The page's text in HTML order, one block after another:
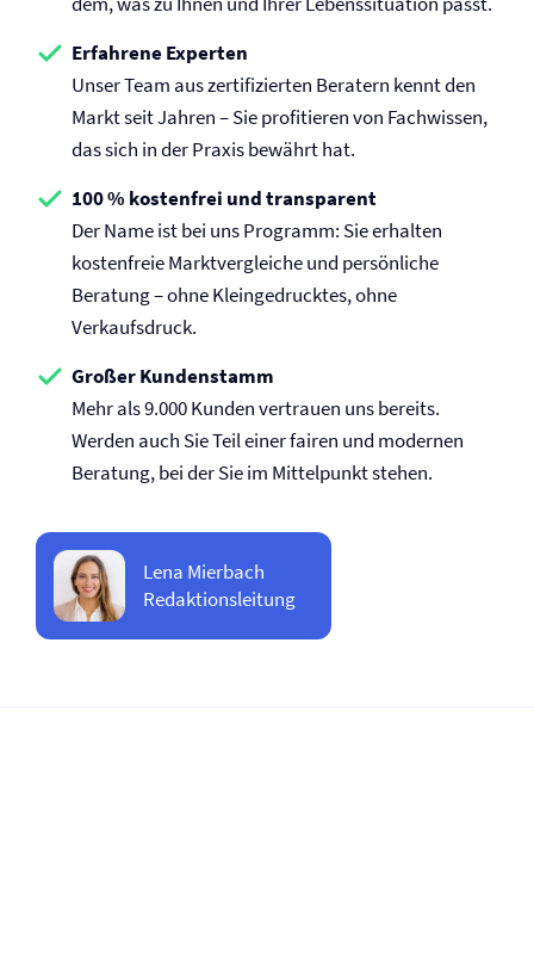
Erfahrene Experten
Unser Team aus zertifizierten Beratern kennt den
Markt seit Jahren – Sie profitieren von Fachwissen,
das sich in der Praxis bewährt hat.
100 % kostenfrei und transparent
Der Name ist bei uns Programm: Sie erhalten
kostenfreie Marktvergleiche und persönliche
Beratung – ohne Kleingedrucktes, ohne
Verkaufsdruck.
Großer Kundenstamm
Mehr als 9.000 Kunden vertrauen uns bereits.
Werden auch Sie Teil einer fairen und modernen
Beratung, bei der Sie im Mittelpunkt stehen.
Lena Mierbach
Redaktionsleitung